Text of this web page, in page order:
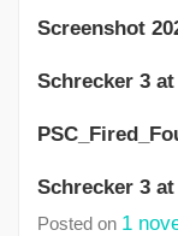
Screenshot
Schrecker 3 at
Schrecker 3
Posted on 1